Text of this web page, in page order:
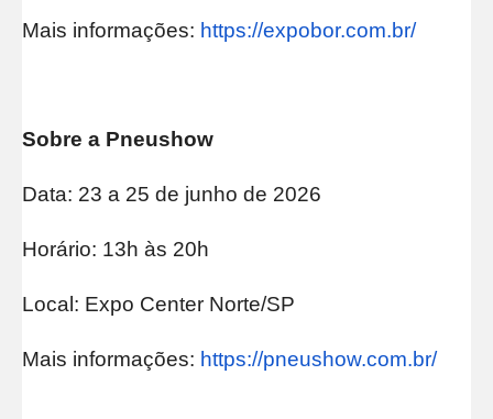
Mais informações: https://expobor.com.br/
Sobre a Pneushow
Data: 23 a 25 de junho de 2026
Horário: 13h às 20h
Local: Expo Center Norte/SP
Mais informações: https://pneushow.com.br/